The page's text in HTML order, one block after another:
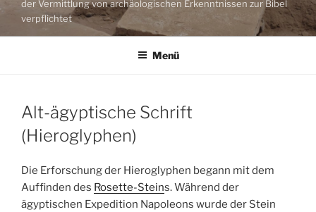
der Vermittlung von archäologischen Erkenntnissen zur Bibel
verpflichtet
Menü
Alt-ägyptische Schrift
(Hieroglyphen)
Die Erforschung der Hieroglyphen begann mit dem
Auffinden des Rosette-Steins. Während der
ägyptischen Expedition Napoleons wurde der Stein